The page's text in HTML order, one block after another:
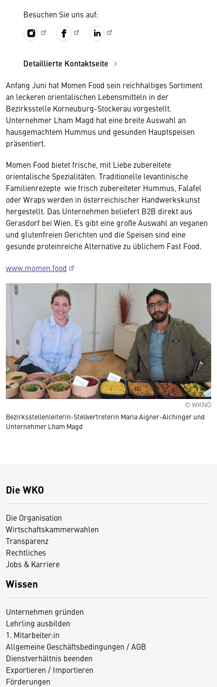
Besuchen Sie uns auf:
Detaillierte Kontaktseite
Anfang Juni hat Momen Food sein reichhaltiges Sortiment
an leckeren orientalischen Lebensmitteln in der
Bezirksstelle Korneuburg-Stockerau vorgestellt.
Unternehmer Lham Magd hat eine breite Auswahl an
hausgemachtem Hummus und gesunden Hauptspeisen
präsentiert.
Momen Food bietet frische, mit Liebe zubereitete
orientalische Spezialitäten. Traditionelle levantinische
Familienrezepte wie frisch zubereiteter Hummus, Falafel
oder Wraps werden in österreichischer Handwerkskunst
hergestellt. Das Unternehmen beliefert B2B direkt aus
Gerasdorf bei Wien. Es gibt eine große Auswahl an veganen
und glutenfreien Gerichten und die Speisen sind eine
gesunde proteinreiche Alternative zu üblichem Fast Food.
www.momen.food
© WKNÖ
Bezirksstellenleiterin-Stellvertreterin Maria Aigner-Aichinger und
Unternehmer Lham Magd
Die WKO
Die Organisation
Wirtschaftskammerwahlen
Transparenz
Rechtliches
Jobs & Karriere
Wissen
Unternehmen gründen
Lehrling ausbilden
1. Mitarbeiter:in
Allgemeine Geschäftsbedingungen / AGB
Dienstverhältnis beenden
Exportieren / Importieren
Förderungen